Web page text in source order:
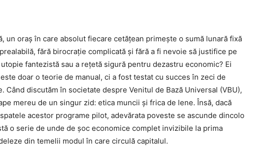
un oraș în care absolut fiecare cetățean primește o sumă lunară fixă
fără birocrație complicată și fără a fi nevoie să justifice pe
fantezistă sau a rețetă sigură pentru dezastru economic? Ei
doar o teorie de manual, ci a fost testat cu succes în zeci de
Când discutăm în societate despre Venitul de Bază Universal (VBU),
mereu de un singur zid: etica muncii și frica de lene. Însă, dacă
acestor programe pilot, adevărata poveste se ascunde dincolo
o serie de unde de șoc economice complet invizibile la prima
din temelii modul în care circulă capitalul.